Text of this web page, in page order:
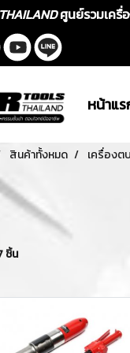
ศูนย์รวมเครื่
หน้าแ
สินค้าทั้งหมด เครื่องต
ชิ้น